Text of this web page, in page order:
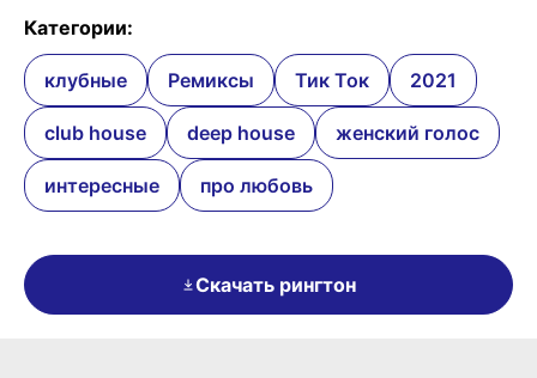
Категории:
клубные Ремиксы Тик Ток 2021
club house deep house женский голос
интересные про любовь
Скачать рингтон